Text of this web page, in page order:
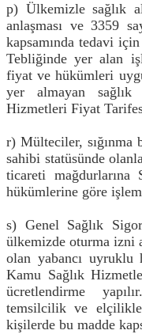
p) Ülkemizle sağlık
anlaşması ve 3359
kapsamında tedavi
Tebliğinde yer alan
fiyat ve hükümleri
yer almayan sağlık
Hizmetleri Fiyat
r) Mülteciler, sığınma
sahibi statüsünde
ticareti
hükümlerine göre
s) Genel Sağlık
ülkemizde oturma izni
olan yabancı uyruklu
Kamu Sağlık
ücretlendirme
temsilcilik ve
kişilerde bu madde